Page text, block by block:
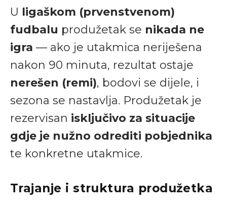
U ligaškom (prvenstvenom)
fudbalu produžetak se nikada ne
igra — ako je utakmica neriješena
nakon 90 minuta, rezultat ostaje
nerešen (remi), bodovi se dijele, i
sezona se nastavlja. Produžetak je
rezervisan isključivo za situacije
gdje je nužno odrediti pobjednika
te konkretne utakmice.
Trajanje i struktura produžetka